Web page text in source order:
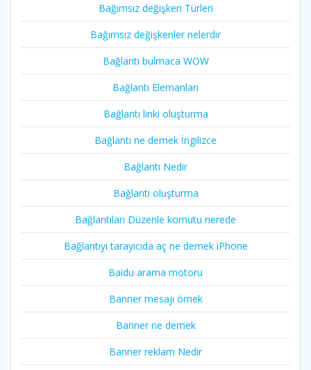
Bağımsız değişken Türleri
Bağımsız değişkenler nelerdir
Bağlantı bulmaca WOW
Bağlantı Elemanları
Bağlantı linki oluşturma
Bağlantı ne demek İngilizce
Bağlantı Nedir
Bağlantı oluşturma
Bağlantıları Düzenle komutu nerede
Bağlantıyı tarayıcıda aç ne demek iPhone
Baidu arama motoru
Banner mesajı örnek
Banner ne demek
Banner reklam Nedir